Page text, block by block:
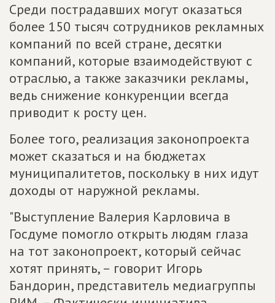
Среди пострадавших могут оказаться
более 150 тысяч сотрудников рекламных
компаний по всей стране, десятки
компаний, которые взаимодействуют с
отраслью, а также заказчики рекламы,
ведь снижение конкуренции всегда
приводит к росту цен.
Более того, реализация законопроекта
может сказаться и на бюджетах
муниципалитетов, поскольку в них идут
доходы от наружной рекламы.
"Выступление Валерия Карловича в
Госдуме помогло открыть людям глаза
на тот законопроект, который сейчас
хотят принять, – говорит Игорь
Бандорин, представитель медиагруппы